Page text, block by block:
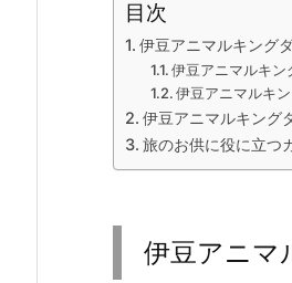
目次
伊豆アニマルキング
伊豆アニマルキン
伊豆アニマルキ
伊豆アニマルキング
旅のお供に役に立つ
伊豆アニマ